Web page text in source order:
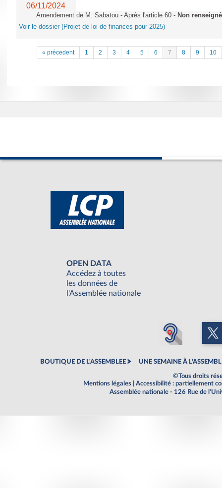
06/11/2024
Amendement de M. Sabatou - Après l'article 60 - Non renseigné
Voir le dossier (Projet de loi de finances pour 2025)
« précedent 1 2 3 4 5 6 7 8 9 10
OPEN DATA
Accédez à toutes
les données de
l'Assemblée nationale
BOUTIQUE DE L'ASSEMBLEE UNE SEMAINE À
©Tous droits
Mentions légales
Accessibilité : partiellement
Assemblée nationale - 126 Rue de